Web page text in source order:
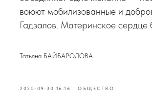
воюют мобилизованные и
Гадзалов. Материнское сердце
Татьяна БАЙБАРОДОВА
2025-09-30 16:16 ОБЩЕСТВО